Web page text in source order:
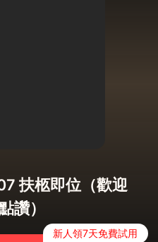
扶柩即位（歡迎
讚）
新人領7天免費試用